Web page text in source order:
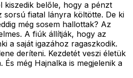
kiszedik belőle, hogy a pénzt
sorsú fiatal lányra költötte. De ki
még sosem hallottak? Az
A fiúk állítják, hogy az
a saját igazához ragaszkodik.
deríteni. Kezdetét veszi életük
És még Hajnalka is megjelenik a